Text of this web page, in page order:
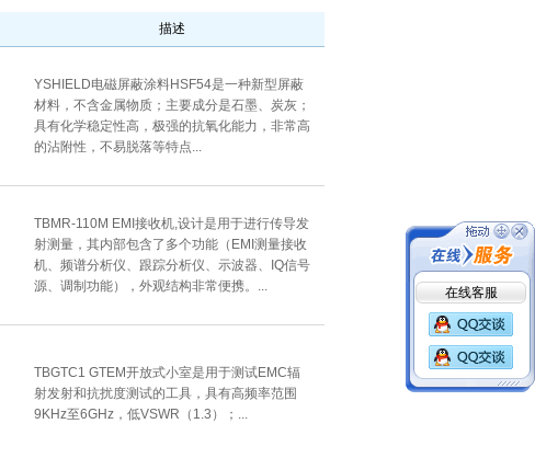
描述
YSHIELD电磁屏蔽涂料HSF54是一种新型屏蔽
材料，不含金属物质；主要成分是石墨、炭灰；
具有化学稳定性高，极强的抗氧化能力，非常高
的沾附性，不易脱落等特点...
TBMR-110M EMI接收机,设计是用于进行传导发
射测量，其内部包含了多个功能（EMI测量接收
机、频谱分析仪、跟踪分析仪、示波器、IQ信号
源、调制功能），外观结构非常便携。...
TBGTC1 GTEM开放式小室是用于测试EMC辐
射发射和抗扰度测试的工具，具有高频率范围
9KHz至6GHz，低VSWR（1.3）；...
在线客服